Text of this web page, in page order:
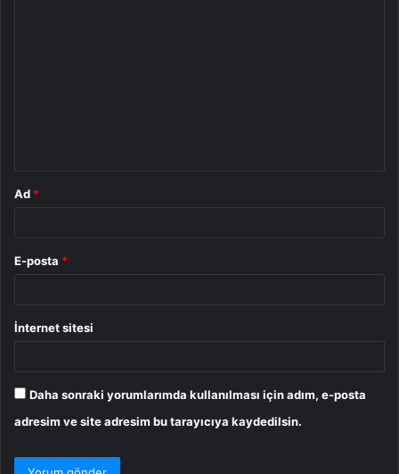
Ad *
E-posta *
İnternet sitesi
Daha sonraki yorumlarımda kullanılması için adım, e-posta
adresim ve site adresim bu tarayıcıya kaydedilsin.